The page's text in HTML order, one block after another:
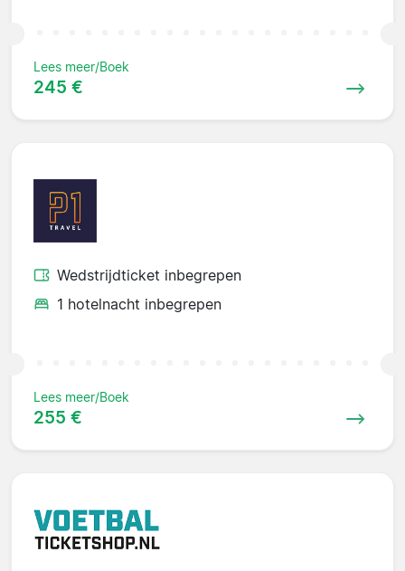
Lees meer/Boek
245 €
Wedstrijdticket inbegrepen
1 hotelnacht inbegrepen
Lees meer/Boek
255 €